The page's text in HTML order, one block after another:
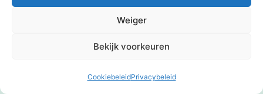
Weiger
Bekijk voorkeuren
CookiebeleidPrivacybeleid
Bewegen om gezien te worden, sport voor blinde en
slechtziende senioren in Tilburg
Bezig met een verhuizing
Bezoek komt intake houden Donkere modus: